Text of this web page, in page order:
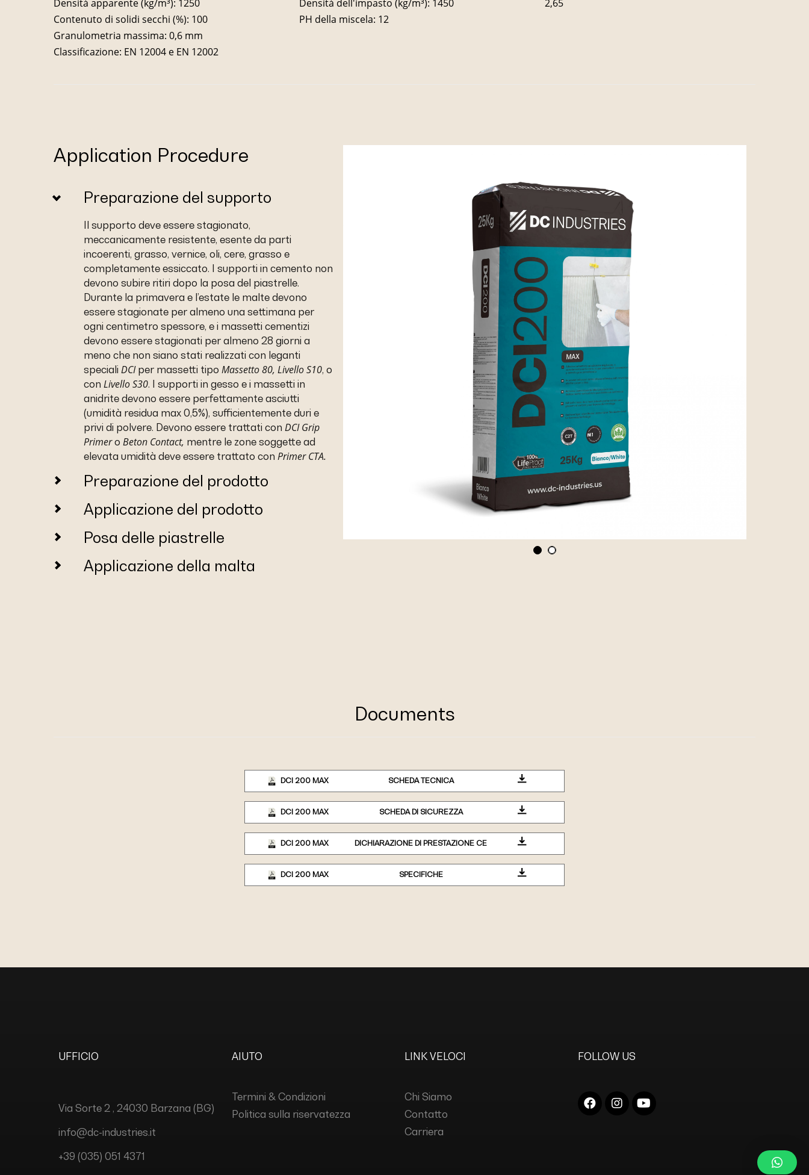
Densità apparente (kg/m³): 1250
Contenuto di solidi secchi (%): 100
Granulometria massima: 0,6 mm
Classificazione: EN 12004 e EN 12002
Densità dell'impasto (kg/m³): 1450
PH della miscela: 12
2,65
Application Procedure
Preparazione del supporto
Il supporto deve essere stagionato,
meccanicamente resistente, esente da parti
incoerenti, grasso, vernice, oli, cere, grasso e
completamente essiccato. I supporti in cemento non
devono subire ritiri dopo la posa del piastrelle.
Durante la primavera e l’estate le malte devono
essere stagionate per almeno una settimana per
ogni centimetro spessore, e i massetti cementizi
devono essere stagionati per almeno 28 giorni a
meno che non siano stati realizzati con leganti
speciali DCIper massetti tipo Massetto 80, Livello S10, o
con Livello S30. I supporti in gesso e i massetti in
anidrite devono essere perfettamente asciutti
(umidità residua max 0,5%), sufficientemente duri e
privi di polvere. Devono essere trattati con DCI Grip
Primero Beton Contact, mentre le zone soggette ad
elevata umidità deve essere trattato con Primer CTA.
Preparazione del prodotto
Applicazione del prodotto
Posa delle piastrelle
Applicazione della malta
Documents
DCI 200 MAX SCHEDA TECNICA
DCI 200 MAX SCHEDA DI SICUREZZA
DCI 200 MAX DICHIARAZIONE DI PRESTAZIONE CE
DCI 200 MAX SPECIFICHE
UFFICIO
Via Sorte 2 , 24030 Barzana (BG)
info@dc-industries.it
+39 (035) 051 4371
AIUTO
Termini & Condizioni
Politica sulla riservatezza
LINK VELOCI
Chi Siamo
Contatto
Carriera
FOLLOW US